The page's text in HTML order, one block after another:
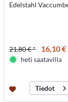
Edelstahl
21,80 € * 16,10 €
heti saatavilla
Tiedot